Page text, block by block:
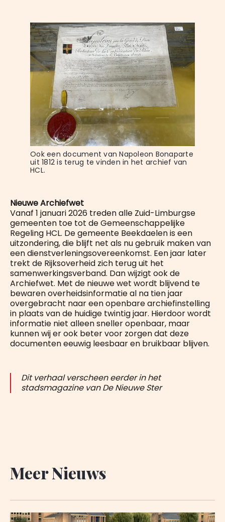
Ook een document van Napoleon Bonaparte
uit 1812 is terug te vinden in het archief van
HCL.
Nieuwe Archiefwet
Vanaf 1 januari 2026 treden alle Zuid-Limburgse
gemeenten toe tot de Gemeenschappelijke
Regeling HCL. De gemeente Beekdaelen is een
uitzondering, die blijft net als nu gebruik maken van
een dienstverleningsovereenkomst. Een jaar later
trekt de Rijksoverheid zich terug uit het
samenwerkingsverband. Dan wijzigt ook de
Archiefwet. Met de nieuwe wet wordt blijvend te
bewaren overheidsinformatie al na tien jaar
overgebracht naar een openbare archiefinstelling
in plaats van de huidige twintig jaar. Hierdoor wordt
informatie niet alleen sneller openbaar, maar
kunnen wij er ook beter voor zorgen dat deze
documenten eeuwig leesbaar en bruikbaar blijven.
Dit verhaal verscheen eerder in het
stadsmagazine van De Nieuwe Ster
Meer Nieuws